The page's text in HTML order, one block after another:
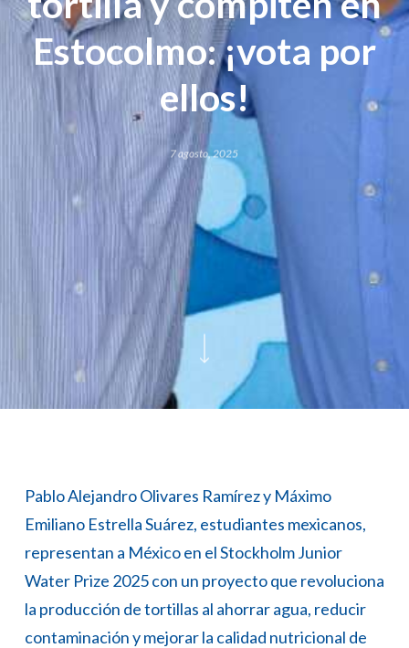
Estocolmo: ¡vota por
ellos!
7 agosto, 2025
Pablo Alejandro Olivares Ramírez y Máximo
Emiliano Estrella Suárez, estudiantes mexicanos,
representan a México en el Stockholm Junior
Water Prize 2025 con un proyecto que revoluciona
la producción de tortillas al ahorrar agua, reducir
contaminación y mejorar la calidad nutricional de